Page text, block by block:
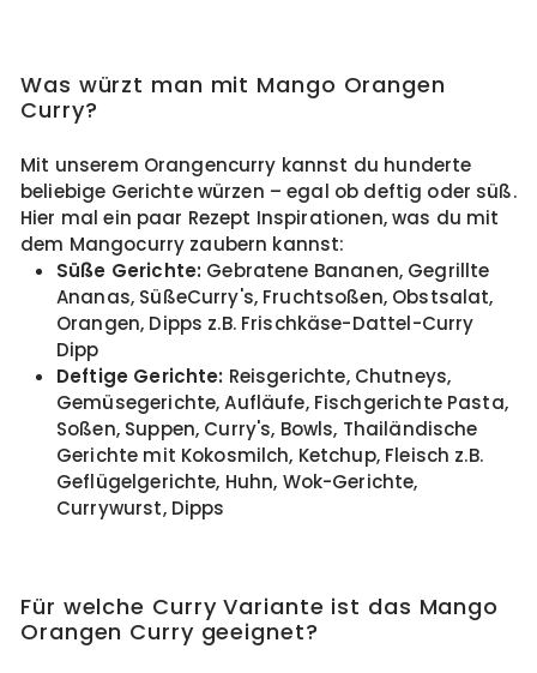
Was würzt man mit Mango Orangen
Curry?
Mit unserem Orangencurry kannst du hunderte
beliebige Gerichte würzen – egal ob deftig oder süß.
Hier mal ein paar Rezept Inspirationen, was du mit
dem Mangocurry zaubern kannst:
Süße Gerichte: Gebratene Bananen, Gegrillte
Ananas, SüßeCurry's, Fruchtsoßen, Obstsalat,
Orangen, Dipps z.B. Frischkäse-Dattel-Curry
Dipp
Deftige Gerichte: Reisgerichte, Chutneys,
Gemüsegerichte, Aufläufe, Fischgerichte Pasta,
Soßen, Suppen, Curry's, Bowls, Thailändische
Gerichte mit Kokosmilch, Ketchup, Fleisch z.B.
Geflügelgerichte, Huhn, Wok-Gerichte,
Currywurst, Dipps
Für welche Curry Variante ist das Mango
Orangen Curry geeignet?